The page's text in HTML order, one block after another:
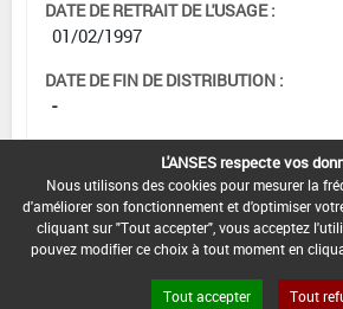
DATE DE RETRAIT DE L'USAGE :
01/02/1997
DATE DE FIN DE DISTRIBUTION :
-
DATE DE FIN D'UTILISATION :
-
L'ANSES respecte vos
Nous utilisons des cookies pour mesurer la
d'améliorer son fonctionnement et d'optimiser
cliquant sur "Tout accepter", vous acceptez
pouvez modifier ce choix à tout moment en
Tout accepter Tout